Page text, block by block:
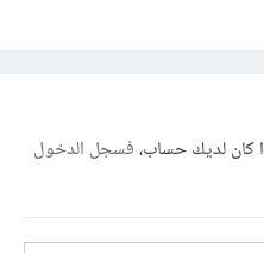
كان لديك حساب،فسجل الدخول